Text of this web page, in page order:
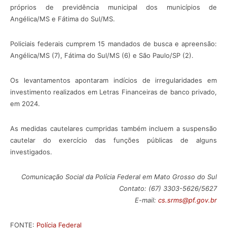
próprios de previdência municipal dos municípios de
Angélica/MS e Fátima do Sul/MS.
Policiais federais cumprem 15 mandados de busca e apreensão:
Angélica/MS (7), Fátima do Sul/MS (6) e São Paulo/SP (2).
Os levantamentos apontaram indícios de irregularidades em
investimento realizados em Letras Financeiras de banco privado,
em 2024.
As medidas cautelares cumpridas também incluem a suspensão
cautelar do exercício das funções públicas de alguns
investigados.
Comunicação Social da Polícia Federal em Mato Grosso do Sul
Contato: (67) 3303-5626/5627
E-mail: cs.srms@pf.gov.br
FONTE: Polícia Federal